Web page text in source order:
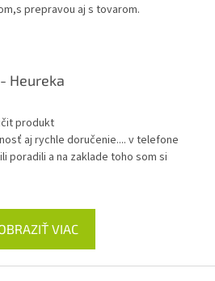
prepravou aj s tovarom.
Heureka
produkt
aj rychle doručenie.... v telefone
poradili a na zaklade toho som si
VIAC